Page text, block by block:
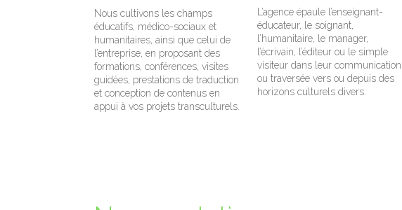
Nous cultivons les champs
éducatifs, médico-sociaux et
humanitaires, ainsi que celui de
l’entreprise, en proposant des
formations, conférences, visites
guidées, prestations de traduction
et conception de contenus en
appui à vos projets transculturels.
L’agence épaule l’enseignant-
éducateur, le soignant,
l’humanitaire, le manager,
l’écrivain, l’éditeur ou le simple
visiteur dans leur communication
ou traversée vers ou depuis des
horizons culturels divers.